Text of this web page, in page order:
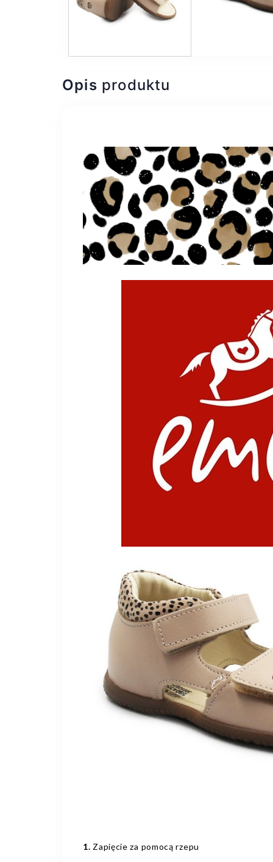
Opis produktu
1. Zapięcie za pomocą rzepu